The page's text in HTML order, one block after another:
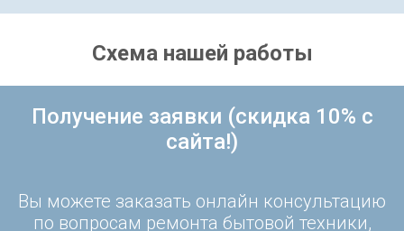
Схема нашей работы
Получение заявки (скидка 10% с
сайта!)
Вы можете заказать онлайн консультацию
по вопросам ремонта бытовой техники,